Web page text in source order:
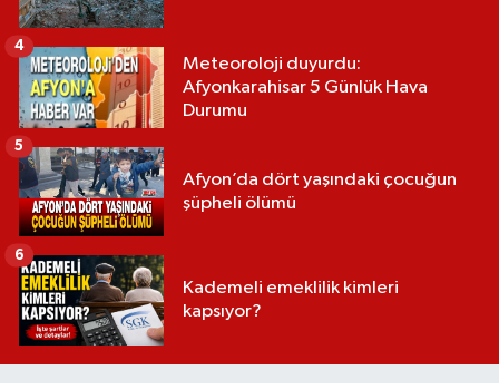
Meteoroloji duyurdu:
Afyonkarahisar 5 Günlük Hava
Durumu
4
Afyon’da dört yaşındaki çocuğun
şüpheli ölümü
5
Kademeli emeklilik kimleri
kapsıyor?
6